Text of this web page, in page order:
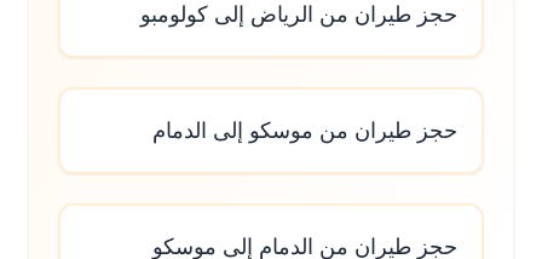
حجز طيران من الرياض إلى كولومبو
حجز طيران من موسكو إلى الدمام
حجز طيران من الدمام إلى موسكو